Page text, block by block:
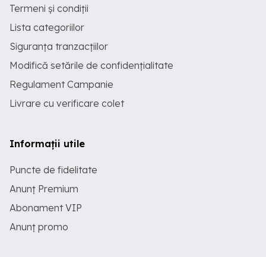
Termeni și condiții
Lista categoriilor
Siguranța tranzacțiilor
Modifică setările de confidențialitate
Regulament Campanie
Livrare cu verificare colet
Informații utile
Puncte de fidelitate
Anunț Premium
Abonament VIP
Anunț promo